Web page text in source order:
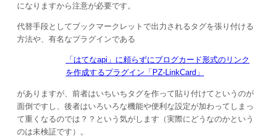
になりますから注意が必要です。
代替手段としてブックマークレットで出力されるタグを張り付ける
方法や、有名なプラグインである
「はてなapi」に頼らずにブログカード形式のリンク
を作成するプラグイン「PZ-LinkCard」
がありますが、前者はいちいちタグを作って貼り付けてというのが
面倒ですし、後者はいろいろな機能や便利な設定が加わってしまっ
て重くなるのでは？？という気がします（実際にどうなのかという
のは未検証です）。